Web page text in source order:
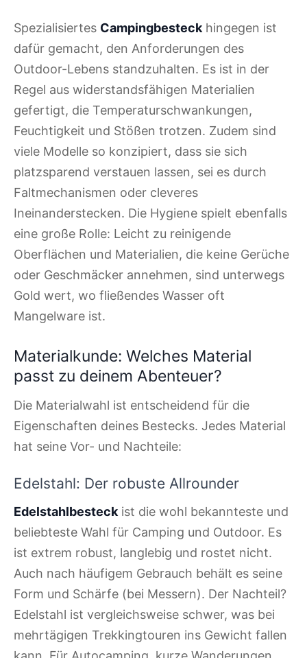
Spezialisiertes Campingbesteck hingegen ist
dafür gemacht, den Anforderungen des
Outdoor-Lebens standzuhalten. Es ist in der
Regel aus widerstandsfähigen Materialien
gefertigt, die Temperaturschwankungen,
Feuchtigkeit und Stößen trotzen. Zudem sind
viele Modelle so konzipiert, dass sie sich
platzsparend verstauen lassen, sei es durch
Faltmechanismen oder cleveres
Ineinanderstecken. Die Hygiene spielt ebenfalls
eine große Rolle: Leicht zu reinigende
Oberflächen und Materialien, die keine Gerüche
oder Geschmäcker annehmen, sind unterwegs
Gold wert, wo fließendes Wasser oft
Mangelware ist.
Materialkunde: Welches Material
passt zu deinem Abenteuer?
Die Materialwahl ist entscheidend für die
Eigenschaften deines Bestecks. Jedes Material
hat seine Vor- und Nachteile:
Edelstahl: Der robuste Allrounder
Edelstahlbesteck ist die wohl bekannteste und
beliebteste Wahl für Camping und Outdoor. Es
ist extrem robust, langlebig und rostet nicht.
Auch nach häufigem Gebrauch behält es seine
Form und Schärfe (bei Messern). Der Nachteil?
Edelstahl ist vergleichsweise schwer, was bei
mehrtägigen Trekkingtouren ins Gewicht fallen